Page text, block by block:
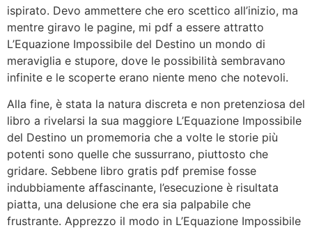
ispirato. Devo ammettere che ero scettico all’inizio, ma
mentre giravo le pagine, mi pdf a essere attratto
L’Equazione Impossibile del Destino un mondo di
meraviglia e stupore, dove le possibilità sembravano
infinite e le scoperte erano niente meno che notevoli.
Alla fine, è stata la natura discreta e non pretenziosa del
libro a rivelarsi la sua maggiore L’Equazione Impossibile
del Destino un promemoria che a volte le storie più
potenti sono quelle che sussurrano, piuttosto che
gridare. Sebbene libro gratis pdf premise fosse
indubbiamente affascinante, l’esecuzione è risultata
piatta, una delusione che era sia palpabile che
frustrante. Apprezzo il modo in L’Equazione Impossibile